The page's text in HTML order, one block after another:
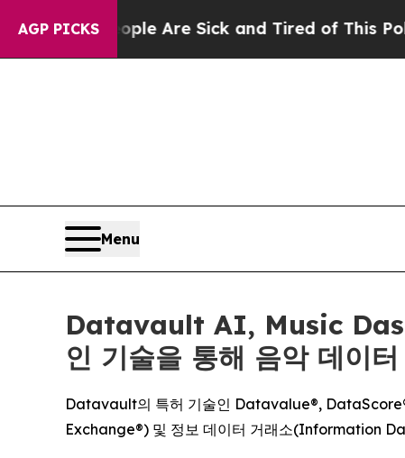
AGP PICKSAre Sick and Tired of This Politics of
Menu
Datavault AI, Music
인 기술을 통해 음악 데이터
Datavault의 특허 기술인 Datavalue®,
Exchange®) 및 정보 데이터 거래소(Information